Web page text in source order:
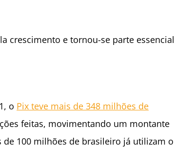
crescimento e tornou-se parte essencial
o Pix teve mais de 348 milhões de
feitas, movimentando um montante
100 milhões de brasileiro já utilizam o